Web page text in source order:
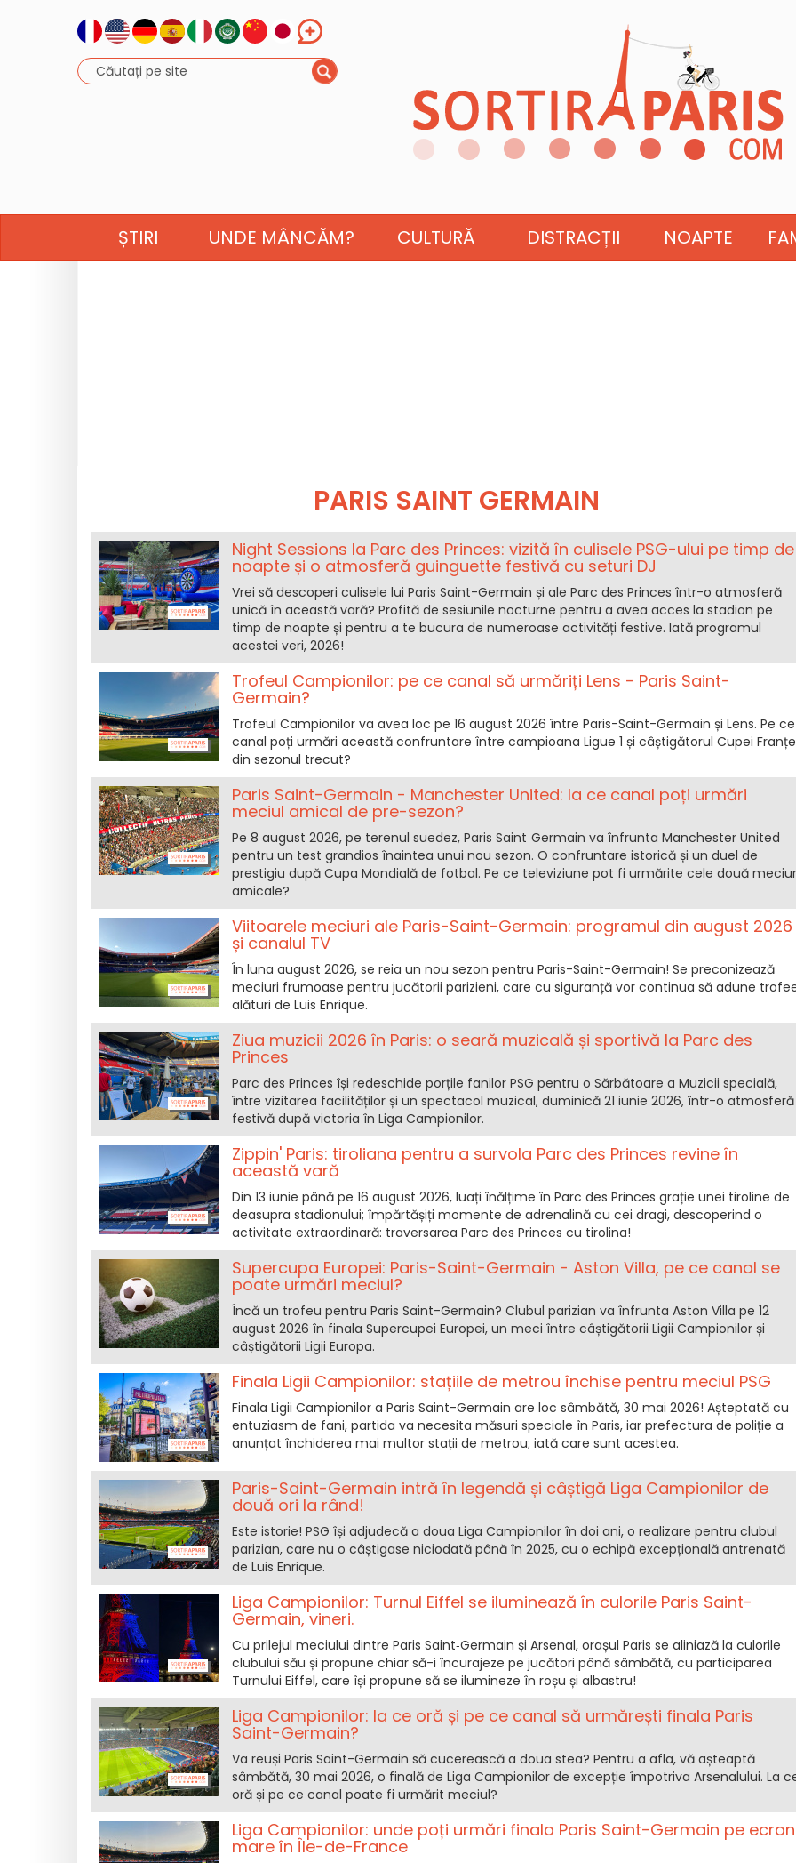
ȘTIRI UNDE MÂNCĂM? CULTURĂ DISTRACȚII NOAPTE
PARIS SAINT GERMAIN
Night Sessions la Parc des Princes: vizită în culisele PSG-ului pe timp de
noapte și o atmosferă guinguette festivă cu seturi DJ
Vrei să descoperi culisele lui Paris Saint-Germain și ale Parc des Princes într-o atmosferă
unică în această vară? Profită de sesiunile nocturne pentru a avea acces la stadion pe
timp de noapte și pentru a te bucura de numeroase activități festive. Iată programul
acestei veri, 2026!
Trofeul Campionilor: pe ce canal să urmăriți Lens - Paris Saint-
Germain?
Trofeul Campionilor va avea loc pe 16 august 2026 între Paris-Saint-Germain și Lens. Pe ce
canal poți urmări această confruntare între campioana Ligue 1 și câștigătorul Cupei
din sezonul trecut?
Paris Saint-Germain - Manchester United: la ce canal poți urmări
meciul amical de pre-sezon?
Pe 8 august 2026, pe terenul suedez, Paris Saint‑Germain va înfrunta Manchester United
pentru un test grandios înaintea unui nou sezon. O confruntare istorică și un duel de
prestigiu după Cupa Mondială de fotbal. Pe ce televiziune pot fi urmărite cele două
amicale?
Viitoarele meciuri ale Paris-Saint-Germain: programul din august 2026
și canalul TV
În luna august 2026, se reia un nou sezon pentru Paris-Saint-Germain! Se preconizează
meciuri frumoase pentru jucătorii parizieni, care cu siguranță vor continua să adune
alături de Luis Enrique.
Ziua muzicii 2026 în Paris: o seară muzicală și sportivă la Parc des
Princes
Parc des Princes își redeschide porțile fanilor PSG pentru o Sărbătoare a Muzicii specială,
între vizitarea facilităților și un spectacol muzical, duminică 21 iunie 2026, într-o atmosferă
festivă după victoria în Liga Campionilor.
Zippin' Paris: tiroliana pentru a survola Parc des Princes revine în
această vară
Din 13 iunie până pe 16 august 2026, luați înălțime în Parc des Princes grație unei tiroline de
deasupra stadionului; împărtășiți momente de adrenalină cu cei dragi, descoperind o
activitate extraordinară: traversarea Parc des Princes cu tirolina!
Supercupa Europei: Paris-Saint-Germain - Aston Villa, pe ce canal se
poate urmări meciul?
Încă un trofeu pentru Paris Saint-Germain? Clubul parizian va înfrunta Aston Villa pe 12
august 2026 în finala Supercupei Europei, un meci între câștigătorii Ligii Campionilor și
câștigătorii Ligii Europa.
Finala Ligii Campionilor: stațiile de metrou închise pentru meciul PSG
Finala Ligii Campionilor a Paris Saint-Germain are loc sâmbătă, 30 mai 2026! Așteptată cu
entuziasm de fani, partida va necesita măsuri speciale în Paris, iar prefectura de poliție a
anunțat închiderea mai multor stații de metrou; iată care sunt acestea.
Paris-Saint-Germain intră în legendă și câștigă Liga Campionilor de
două ori la rând!
Este istorie! PSG își adjudecă a doua Liga Campionilor în doi ani, o realizare pentru clubul
parizian, care nu o câștigase niciodată până în 2025, cu o echipă excepțională antrenată
de Luis Enrique.
Liga Campionilor: Turnul Eiffel se iluminează în culorile Paris Saint-
Germain, vineri.
Cu prilejul meciului dintre Paris Saint‑Germain și Arsenal, orașul Paris se aliniază la culorile
clubului său și propune chiar să-i încurajeze pe jucători până sâmbătă, cu participarea
Turnului Eiffel, care își propune să se ilumineze în roșu și albastru!
Liga Campionilor: la ce oră și pe ce canal să urmărești finala Paris
Saint-Germain?
Va reuși Paris Saint-Germain să cucerească a doua stea? Pentru a afla, vă așteaptă
sâmbătă, 30 mai 2026, o finală de Liga Campionilor de excepție împotriva Arsenalului. La
oră și pe ce canal poate fi urmărit meciul?
Liga Campionilor: unde poți urmări finala Paris Saint-Germain pe ecran
mare în Île-de-France